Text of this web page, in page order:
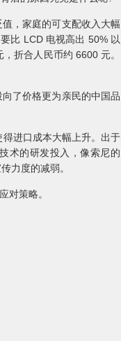
，家庭的可支配收入大幅
比 LCD 电视高出 50% 以
折合人民币约 6600 元。
了价格更为亲民的中国品
进口成本大幅上升。出于
术的研发投入，像索尼的
力度的减弱。
对策略。